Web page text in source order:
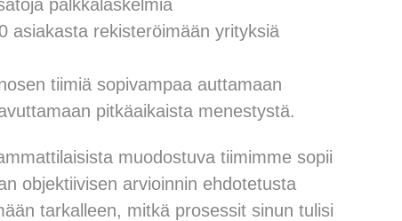
palkkalaskelmia
asiakasta rekisteröimään yrityksiä
tiimiä sopivampaa auttamaan
pitkäaikaista menestystä.
muodostuva tiimimme sopii
objektiivisen arvioinnin ehdotetusta
tarkalleen, mitkä prosessit sinun tulisi